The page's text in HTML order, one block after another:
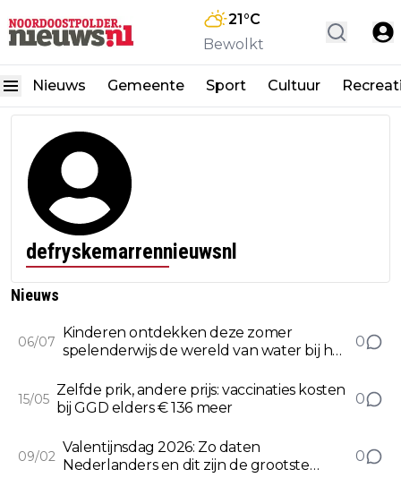
21°C
Bewolkt
Nieuws Gemeente Sport Cultuur
defryskemarrennieuwsnl
Nieuws
06/07
Kinderen ontdekken deze zomer
spelenderwijs de wereld van water bij het
0
15/05
Zelfde prik, andere prijs: vaccinaties kosten
bij GGD elders € 136 meer
0
09/02
Valentijnsdag 2026: Zo daten
Nederlanders en dit zijn de grootste
0